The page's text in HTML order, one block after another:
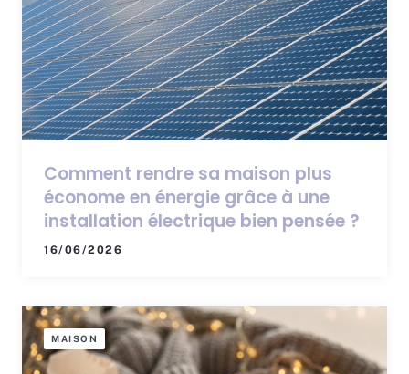
Comment rendre sa maison plus
économe en énergie grâce à une
installation électrique bien pensée ?
16/06/2026
MAISON